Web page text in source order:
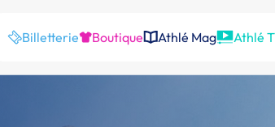
Billetterie Boutique Athlé Mag Athlé